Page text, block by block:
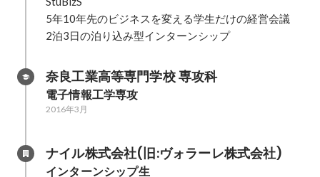
5年10年先のビジネスを変える学生だけの経営会議
2泊3日の泊り込み型インターンシップ
奈良工業高等専門学校 専攻科
電子情報工学専攻
2016年3月
ナイル株式会社(旧:ヴォラーレ株式会社)
インターンシップ生